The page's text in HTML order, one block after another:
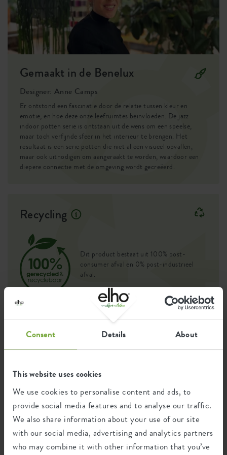
Consent Details About
This website uses cookies
We use cookies to personalise content and ads, to
provide social media features and to analyse our traffic.
We also share information about your use of our site
with our social media, advertising and analytics partners
who may combine it with other information that you’ve
Gemaakt in de Benelux
Designer: Anne Camps
Er ontstond een fascinatie door de relatie tussen kleur en
emotie, en hoe deze onze leefruimtes beïnvloeden. De jazz
indoor potten serie is ontstaan uit de wens om een speelse,
maar toch verfijnde sfeer in het interieur te brengen. Het
resultaat is een serie potten die niet alleen visueel opvallen,
maar ook uitnodigen om aangeraakt te worden, waardoor een
diepere connectie met de omgeving wordt gecreëerd.
Recycling
Dit product bestaat uit 100% post-
consumer afval en 0% post-industrieel
afval.
Certificaten Garantie
UV-beschermd
vorstbestendig